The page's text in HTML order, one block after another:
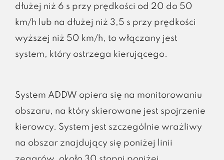
dłużej niż 6 s przy prędkości od 20 do 50
km/h lub na dłużej niż 3,5 s przy prędkości
wyższej niż 50 km/h, to włączany jest
system, który ostrzega kierującego.
System ADDW opiera się na monitorowaniu
obszaru, na który skierowane jest spojrzenie
kierowcy. System jest szczególnie wrażliwy
na obszar znajdujący się poniżej linii